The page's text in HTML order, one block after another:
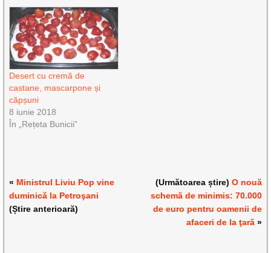
Desert cu cremă de
castane, mascarpone și
căpșuni
8 iunie 2018
În „Rețeta Bunicii”
« Ministrul Liviu Pop vine
duminică la Petroşani
(Știre anterioară)
(Următoarea știre) O nouă
schemă de minimis: 70.000
de euro pentru oamenii de
afaceri de la ţară»